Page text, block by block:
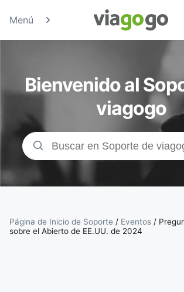
Menú
para
Teatro |
sitio de
Bienvenido al
viagogo
Página de Inicio de Soporte / Eventos /
sobre el Abierto de EE.UU. de 2024